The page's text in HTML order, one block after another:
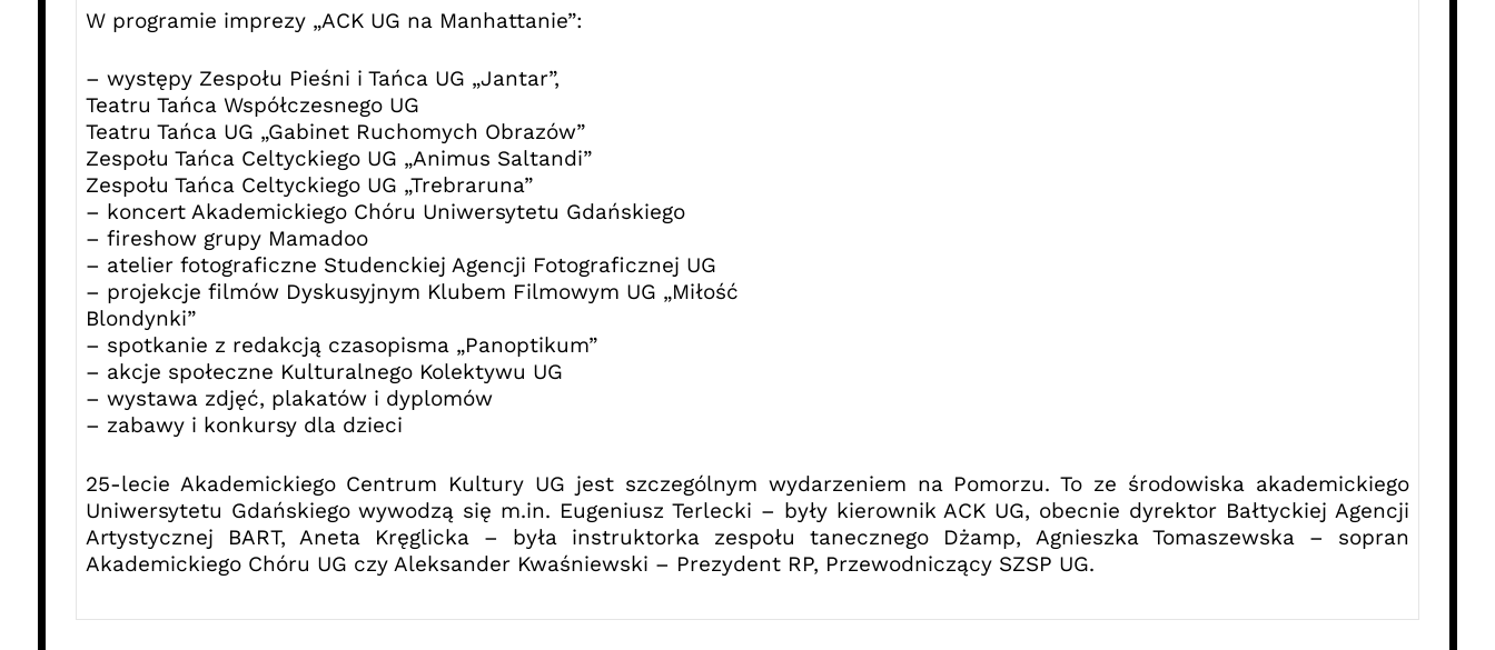
W programie imprezy „ACK UG na Manhattanie”:
– występy Zespołu Pieśni i Tańca UG „Jantar”,
Teatru Tańca Współczesnego UG
Teatru Tańca UG „Gabinet Ruchomych Obrazów”
Zespołu Tańca Celtyckiego UG „Animus Saltandi”
Zespołu Tańca Celtyckiego UG „Trebraruna”
– koncert Akademickiego Chóru Uniwersytetu Gdańskiego
– fireshow grupy Mamadoo
– atelier fotograficzne Studenckiej Agencji Fotograficznej UG
– projekcje filmów Dyskusyjnym Klubem Filmowym UG „Miłość
Blondynki”
– spotkanie z redakcją czasopisma „Panoptikum”
– akcje społeczne Kulturalnego Kolektywu UG
– wystawa zdjęć, plakatów i dyplomów
– zabawy i konkursy dla dzieci
25-lecie Akademickiego Centrum Kultury UG jest szczególnym wydarzeniem na Pomorzu. To ze środowiska akademickiego
Uniwersytetu Gdańskiego wywodzą się m.in. Eugeniusz Terlecki – były kierownik ACK UG, obecnie dyrektor Bałtyckiej Agencji
Artystycznej BART, Aneta Kręglicka – była instruktorka zespołu tanecznego Dżamp, Agnieszka Tomaszewska – sopran
Akademickiego Chóru UG czy Aleksander Kwaśniewski – Prezydent RP, Przewodniczący SZSP UG.